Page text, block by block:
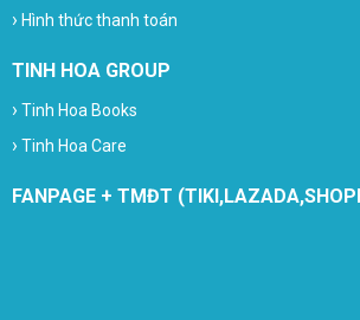
› Hình thức thanh toán
TINH HOA GROUP
› Tinh Hoa Books
› Tinh Hoa Care
FANPAGE + TMĐT